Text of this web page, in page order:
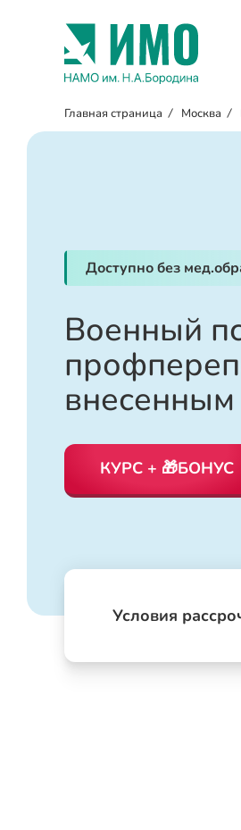
Главная страница / Москва /
Доступно без
Военный
КУРС + 🎁БОНУС
Условия